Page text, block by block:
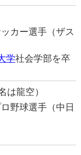
カー選手（ザス
学社会学部を卒
は龍空）
野球選手（中日